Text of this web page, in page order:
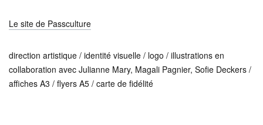
Le site de Passculture
direction artistique / identité visuelle / logo / illustrations en
collaboration avec Julianne Mary, Magali Pagnier, Sofie Deckers /
affiches A3 / flyers A5 / carte de fidélité